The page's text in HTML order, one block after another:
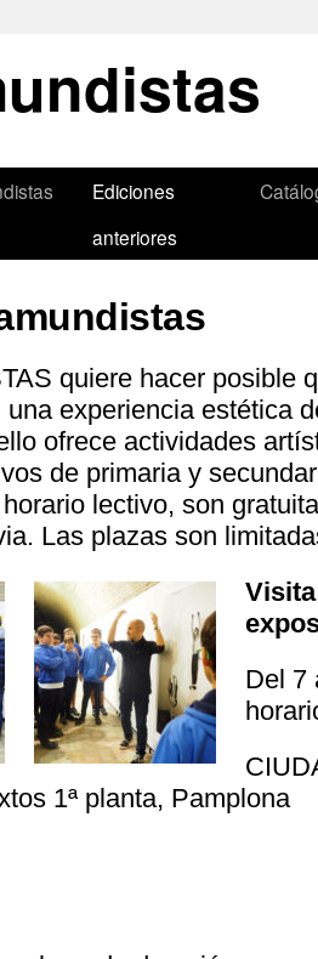
Ediciones
anteriores
quiere hacer posible
experiencia estética
ofrece actividades
de primaria y
lectivo, son
Las plazas son
Del 7
1ª planta, Pamplona